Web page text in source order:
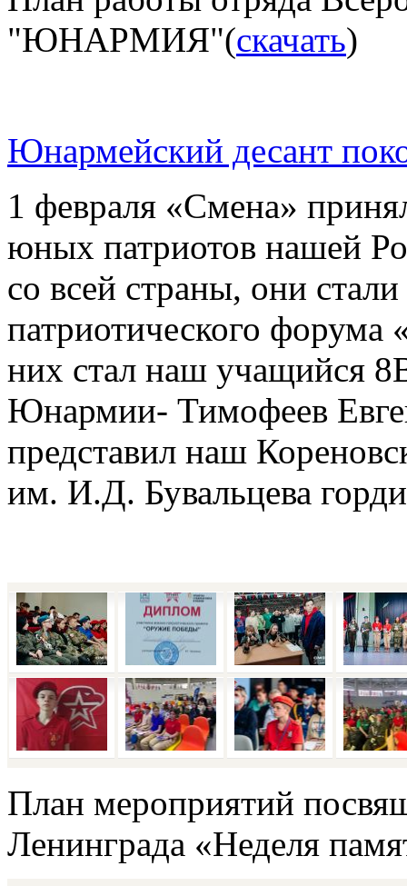
Юнармейский десант
1 февраля «Смена»
со всей страны, они
патриотического
них стал наш учащийся
Юнармии- Тимофеев
представил наш
им. И.Д. Бувальцева
План мероприятий
Ленинграда «Неделя